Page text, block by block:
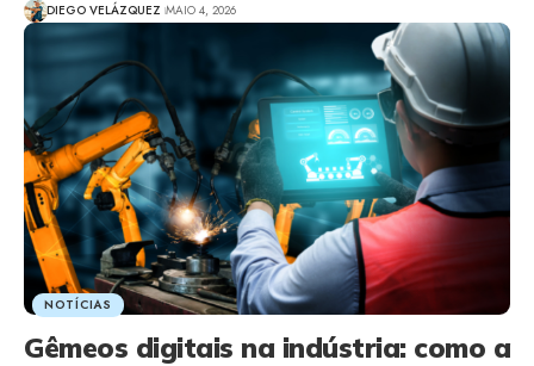
DIEGO VELÁZQUEZ MAIO 4, 2026
NOTÍCIAS
Gêmeos digitais na indústria: como a